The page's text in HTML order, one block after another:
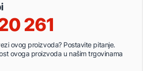
261
ovog proizvoda? Postavite pitanje.
ovoga proizvoda u našim trgovinama